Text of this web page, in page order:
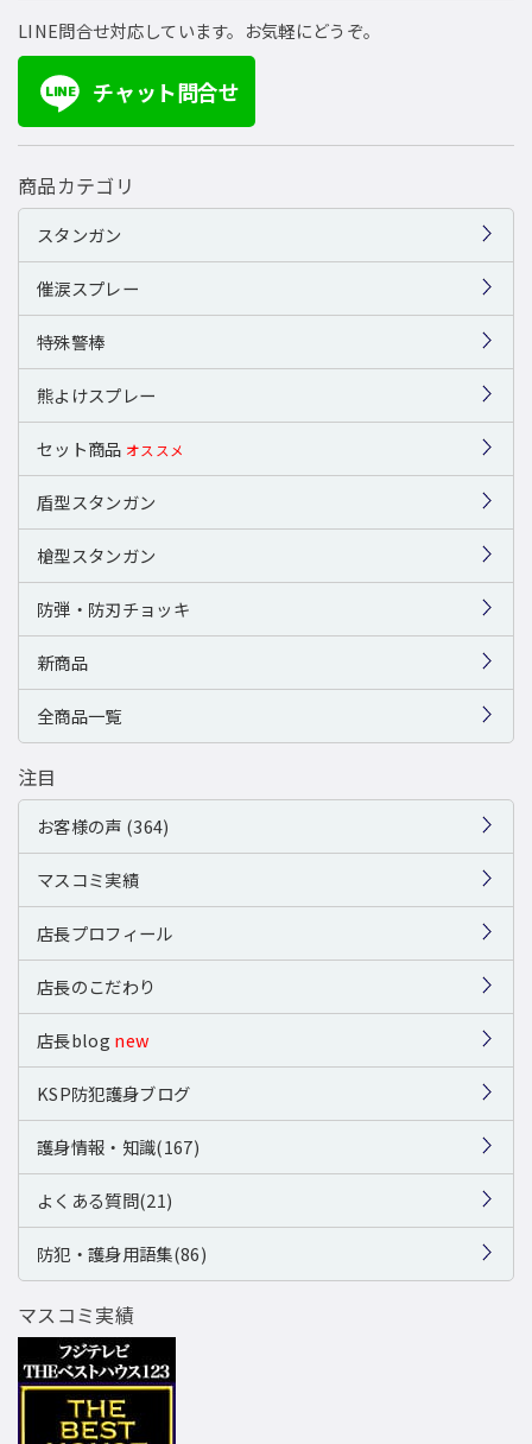
LINE問合せ対応しています。お気軽にどうぞ。
LINE チャット問合せ
商品カテゴリ
スタンガン
催涙スプレー
特殊警棒
熊よけスプレー
セット商品 オススメ
盾型スタンガン
槍型スタンガン
防弾・防刃チョッキ
新商品
全商品一覧
注目
お客様の声 (364)
マスコミ実績
店長プロフィール
店長のこだわり
店長blog new
KSP防犯護身ブログ
護身情報・知識(167)
よくある質問(21)
防犯・護身用語集(86)
マスコミ実績